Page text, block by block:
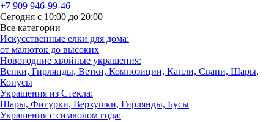
+7 909 946-99-46
Сегодня с 10:00 до 20:00
Все категории
Искусственные елки для дома:
от малюток до высоких
Новогодние хвойные украшения:
Венки, Гирлянды, Ветки, Композиции, Капли, Свани, Шары,
Конусы
Украшения из Стекла:
Шары, Фигурки, Верхушки, Гирлянды, Бусы
Украшения с символом года: